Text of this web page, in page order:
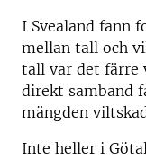
I Svealand fann
mellan tall och
tall var det färre
direkt samband
mängden
Inte heller i